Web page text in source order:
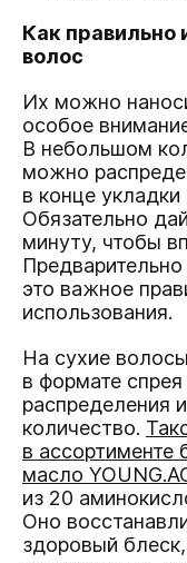
Как правильно
волос
Их можно
особое
В небольшом
можно
в конце
Обязательно
минуту, чтобы
это важное
использования.
На сухие
в формате
распределения
количество.
в ассортименте
масло
из 20
Оно
здоровый